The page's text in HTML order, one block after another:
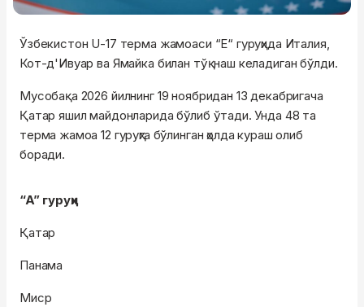
Ўзбекистон U-17 терма жамоаси “E“ гуруҳида Италия,
Кот-д'Ивуар ва Ямайка билан тўқнаш келадиган бўлди.
Мусобақа 2026 йилнинг 19 ноябридан 13 декабригача
Қатар яшил майдонларида бўлиб ўтади. Унда 48 та
терма жамоа 12 гуруҳга бўлинган ҳолда кураш олиб
боради.
“A” гуруҳи
Қатар
Панама
Миср